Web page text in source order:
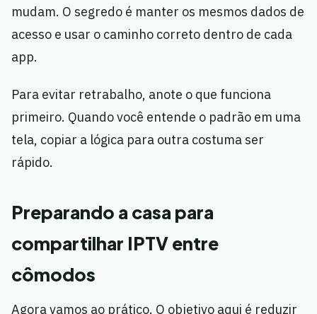
mudam. O segredo é manter os mesmos dados de
acesso e usar o caminho correto dentro de cada
app.
Para evitar retrabalho, anote o que funciona
primeiro. Quando você entende o padrão em uma
tela, copiar a lógica para outra costuma ser
rápido.
Preparando a casa para
compartilhar IPTV entre
cômodos
Agora vamos ao prático. O objetivo aqui é reduzir